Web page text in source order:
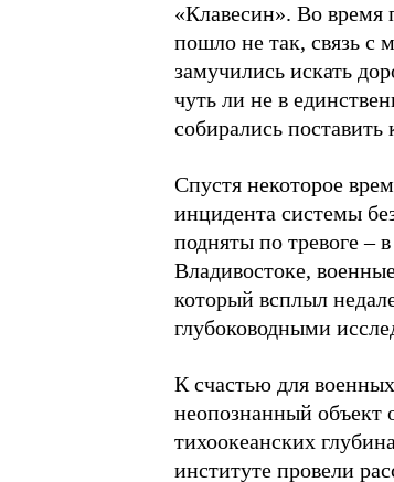
«Клавесин». Во время
пошло не так, связь с
замучились искать
чуть ли не в
собирались поставить
Спустя некоторое
инцидента системы
подняты по тревоге –
Владивостоке,
который всплыл
глубоководными
К счастью для
неопознанный объект
тихоокеанских
институте провели